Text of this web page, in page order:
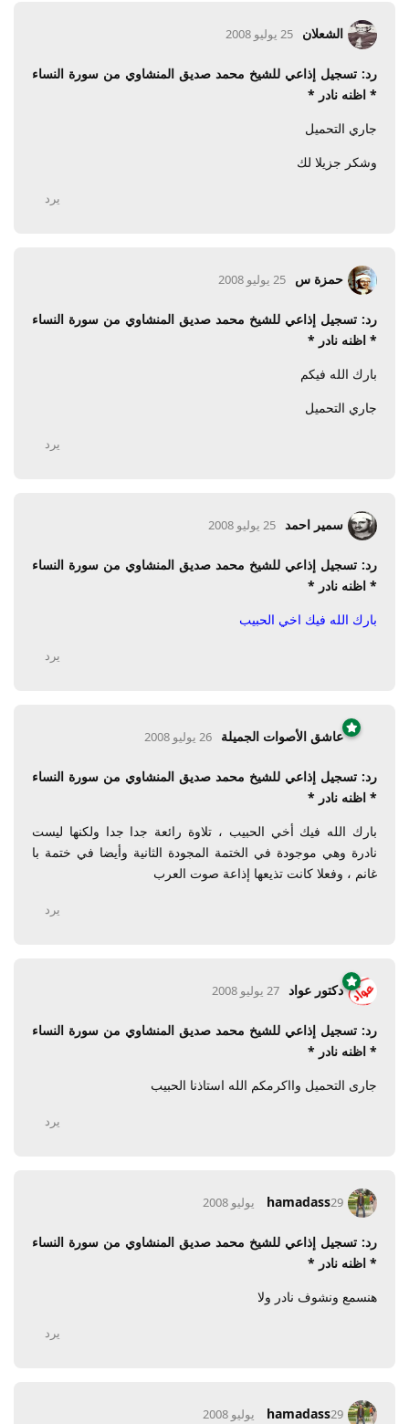
الشعلان 25 يوليو 2008
رد: تسجيل إذاعي للشيخ محمد صديق المنشاوي من سورة النساء
* اظنه نادر *
جاري التحميل
وشكر جزيلا لك
يرد
حمزة س 25 يوليو 2008
رد: تسجيل إذاعي للشيخ محمد صديق المنشاوي من سورة النساء
* اظنه نادر *
بارك الله فيكم
جاري التحميل
يرد
سمير احمد 25 يوليو 2008
رد: تسجيل إذاعي للشيخ محمد صديق المنشاوي من سورة النساء
* اظنه نادر *
بارك الله فيك اخي الحبيب
يرد
عاشق الأصوات الجميلة 26 يوليو 2008
رد: تسجيل إذاعي للشيخ محمد صديق المنشاوي من سورة النساء
* اظنه نادر *
بارك الله فيك أخي الحبيب ، تلاوة رائعة جدا جدا ولكنها ليست
نادرة وهي موجودة في الختمة المجودة الثانية وأيضا في ختمة با
غانم ، وفعلا كانت تذيعها إذاعة صوت العرب
يرد
دكتور عواد 27 يوليو 2008
رد: تسجيل إذاعي للشيخ محمد صديق المنشاوي من سورة النساء
* اظنه نادر *
جارى التحميل وااكرمكم الله استاذنا الحبيب
يرد
hamadass29 يوليو 2008
رد: تسجيل إذاعي للشيخ محمد صديق المنشاوي من سورة النساء
* اظنه نادر *
هنسمع ونشوف نادر ولا
يرد
hamadass29 يوليو 2008